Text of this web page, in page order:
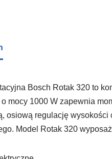
Bosch Rotak 320 to
mocy 1000 W zapewnia
osiową regulację
Model Rotak 320